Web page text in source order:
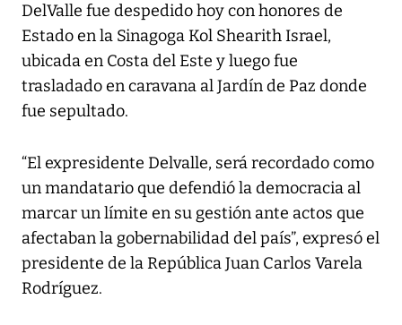
DelValle fue despedido hoy con honores de
Estado en la Sinagoga Kol Shearith Israel,
ubicada en Costa del Este y luego fue
trasladado en caravana al Jardín de Paz donde
fue sepultado.
“El expresidente Delvalle, será recordado como
un mandatario que defendió la democracia al
marcar un límite en su gestión ante actos que
afectaban la gobernabilidad del país”, expresó el
presidente de la República Juan Carlos Varela
Rodríguez.